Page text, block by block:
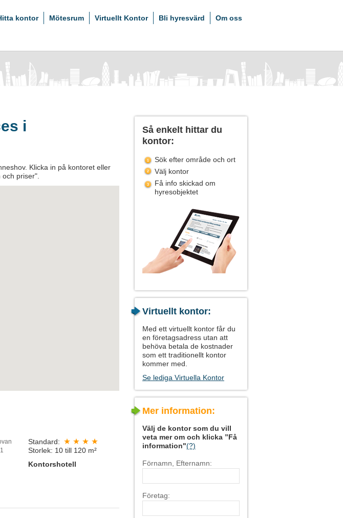
kontor Mötesrum Virtuellt Kontor Bli hyresvärd Om oss
i
Klicka in på kontoret eller
priser".
Standard:
Storlek: 10 till 120 m²
Kontorshotell
Så enkelt hittar du
kontor:
Sök efter område och ort
Välj kontor
Få info skickad om
hyresobjektet
Virtuellt kontor:
Med ett virtuellt kontor får du
en företagsadress utan att
behöva betala de kostnader
som ett traditionellt kontor
kommer med.
Se lediga Virtuella Kontor
Mer information:
Välj de kontor som du vill
veta mer om och klicka ”Få
information"(?)
Förnamn, Efternamn:
Företag: